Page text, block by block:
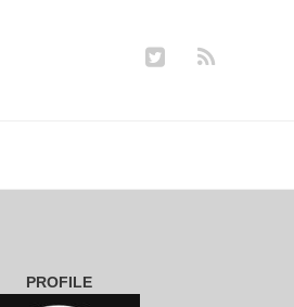
PROFILE